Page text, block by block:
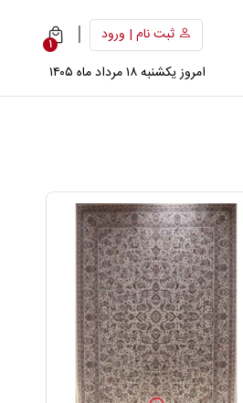
ثبت نام | ورود |
1
امروز یکشنبه ۱۸ مرداد ماه ۱۴۰۵